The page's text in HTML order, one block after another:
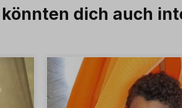
dich auch